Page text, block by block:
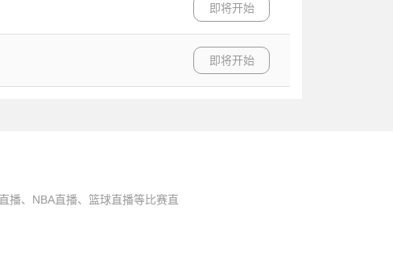
即将开始
即将开始
播、NBA直播、篮球直播等比赛直